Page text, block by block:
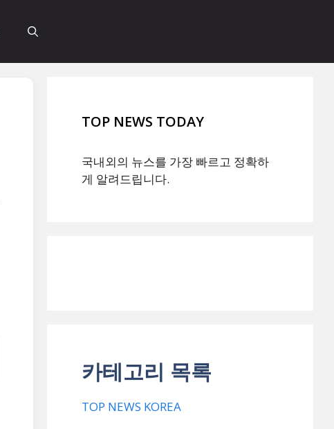
TOP NEWS TODAY
국내외의 뉴스를 가장 빠르고 정확하
게 알려드립니다.
카테고리 목록
TOP NEWS KOREA